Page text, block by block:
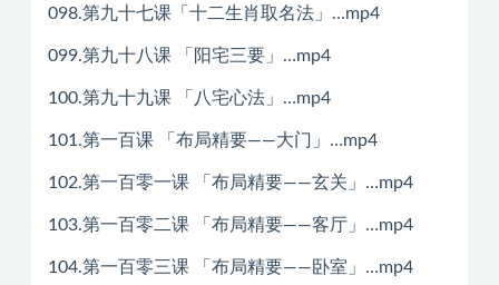
098.第九十七课「十二生肖取名法」…mp4
099.第九十八课 「阳宅三要」…mp4
100.第九十九课 「八宅心法」…mp4
101.第一百课 「布局精要——大门」…mp4
102.第一百零一课 「布局精要——玄关」…mp4
103.第一百零二课 「布局精要——客厅」…mp4
104.第一百零三课 「布局精要——卧室」…mp4